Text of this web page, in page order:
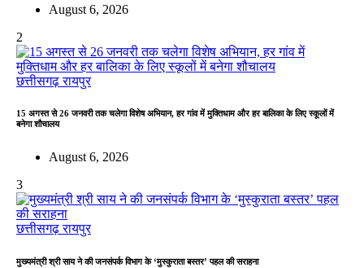
August 6, 2026
2
छत्तीसगढ़रायपुर
15 अगस्त से 26 जनवरी तक चलेगा विशेष अभियान, हर गांव में मुक्तिधाम और हर बालिका के लिए स्कूलों में
बनेगा शौचालय
August 6, 2026
3
छत्तीसगढ़रायपुर
मुख्यमंत्री श्री साय ने की जनसंपर्क विभाग के ‘मुस्कुराता बस्तर’ पहल की सराहना